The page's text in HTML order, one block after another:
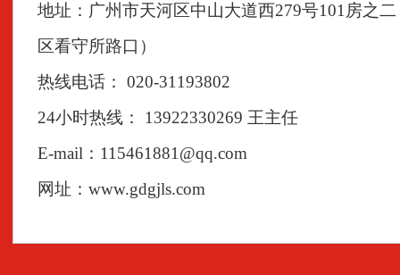
地址：广州市天河区中山大道西279号101房之
区看守所路口）
热线电话： 020-31193802
24小时热线： 13922330269 王主任
E-mail：115461881@qq.com
网址：www.gdgjls.com